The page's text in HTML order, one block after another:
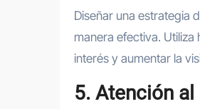
Diseñar una estrategia
manera efectiva.
interés y aumentar la
5. Atención